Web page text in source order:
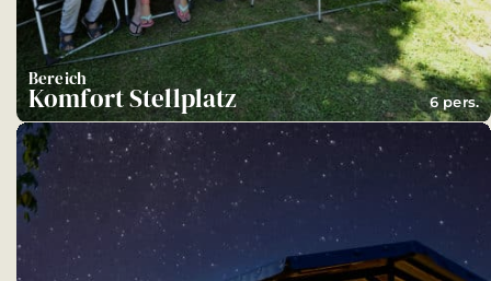
Bereich
Komfort Stellplatz 6 pers.